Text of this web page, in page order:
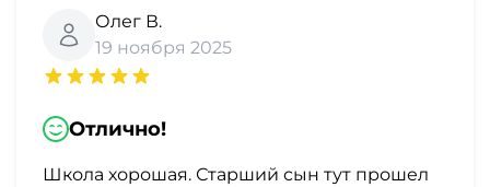
Олег В.
19 ноября 2025
Отлично!
Школа хорошая. Старший сын тут прошел